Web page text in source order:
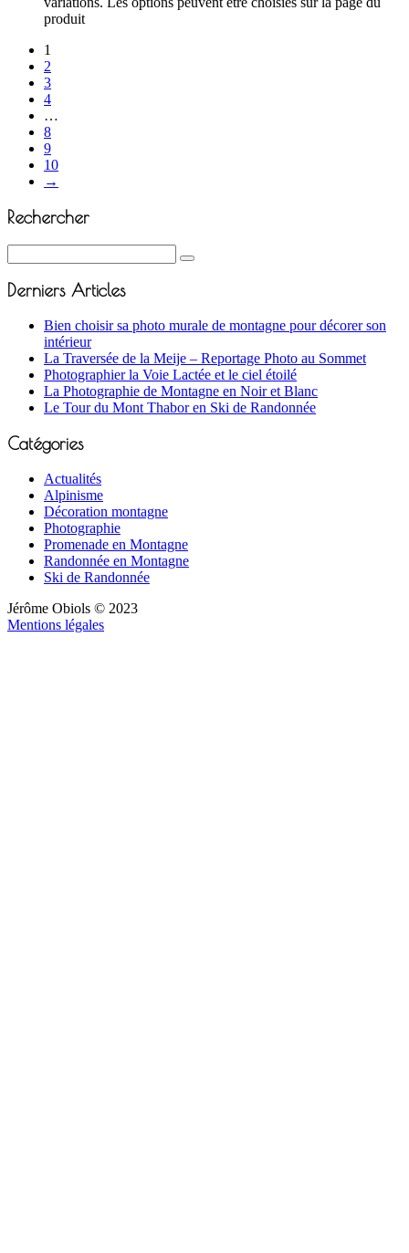
produit
1
2
3
4
…
8
9
10
→
Rechercher
Derniers Articles
Bien choisir sa photo murale de montagne pour décorer son
intérieur
La Traversée de la Meije – Reportage Photo au Sommet
Photographier la Voie Lactée et le ciel étoilé
La Photographie de Montagne en Noir et Blanc
Le Tour du Mont Thabor en Ski de Randonnée
Catégories
Actualités
Alpinisme
Décoration montagne
Photographie
Promenade en Montagne
Randonnée en Montagne
Ski de Randonnée
Jérôme Obiols © 2023
Mentions légales